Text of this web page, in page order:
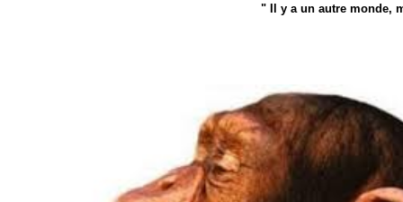
" Il y a un autre monde,